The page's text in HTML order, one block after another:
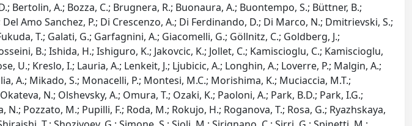
Bertolin, A.; Bozza, C.; Brugnera, R.; Buonaura, A.; Buontempo, S.; Büttner, B.;
Amo Sanchez, P.; Di Crescenzo, A.; Di Ferdinando, D.; Di Marco, N.; Dmitrievski, S.;
T.; Galati, G.; Garfagnini, A.; Giacomelli, G.; Göllnitz, C.; Goldberg, J.;
B.; Ishida, H.; Ishiguro, K.; Jakovcic, K.; Jollet, C.; Kamiscioglu, C.; Kamiscioglu,
U.; Kreslo, I.; Lauria, A.; Lenkeit, J.; Ljubicic, A.; Longhin, A.; Loverre, P.; Malgin, A.;
A.; Mikado, S.; Monacelli, P.; Montesi, M.C.; Morishima, K.; Muciaccia, M.T.;
N.; Olshevsky, A.; Omura, T.; Ozaki, K.; Paoloni, A.; Park, B.D.; Park, I.G.;
Pozzato, M.; Pupilli, F.; Roda, M.; Rokujo, H.; Roganova, T.; Rosa, G.; Ryazhskaya,